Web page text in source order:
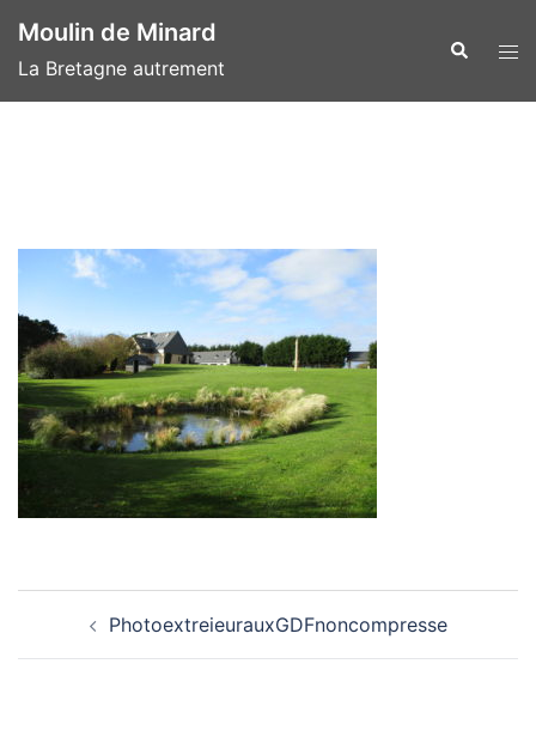
au
contenu
Moulin de Minard
La Bretagne autrement
d’articlePhotoextreieurauxGDFnoncompresse